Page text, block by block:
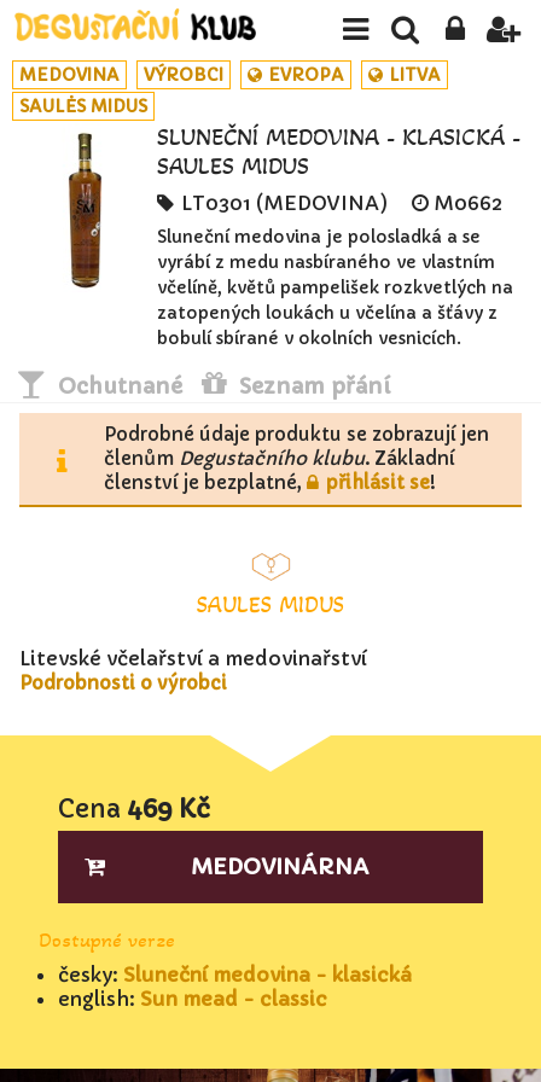
MEDOVINA VÝROBCI EVROPA
LITVA
SAULĖS MIDUS
SLUNEČNÍ MEDOVINA - KLASICKÁ -
SAULĖS MIDUS
LT0301 (MEDOVINA) M0662
Sluneční medovina je polosladká a se
vyrábí z medu nasbíraného ve vlastním
včelíně, květů pampelišek rozkvetlých na
zatopených loukách u včelína a šťávy z
bobulí sbírané v okolních vesnicích.
Ochutnané Seznam přání
Podrobné údaje produktu se zobrazují jen
členům Degustačního klubu. Základní
členství je bezplatné,
přihlásit se!
SAULĖS MIDUS
Litevské včelařství a medovinařství
Podrobnosti o výrobci
Cena 469 Kč
MEDOVINÁRNA
Dostupné verze
česky: Sluneční medovina - klasická
english: Sun mead - classic